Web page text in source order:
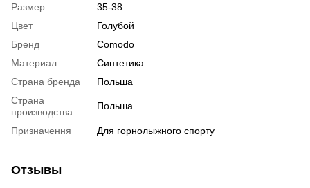
Размер
35-38
Цвет
Голубой
Бренд
Comodo
Материал
Синтетика
Страна бренда
Польша
Страна
производства
Польша
Призначення Для горнолыжного спорту
Отзывы